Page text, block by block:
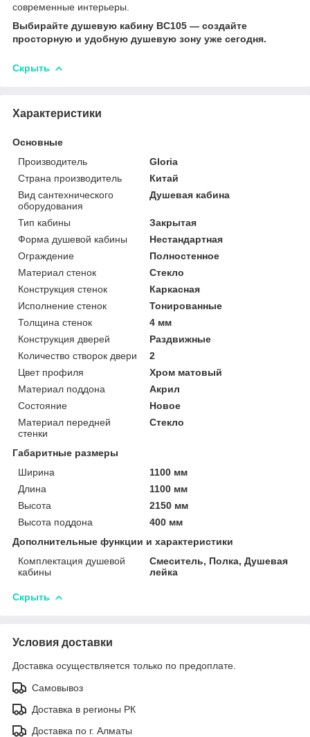
современные интерьеры.
Выбирайте душевую кабину BC105 — создайте
просторную и удобную душевую зону уже сегодня.
Скрыть
Характеристики
Основные
Производитель
Gloria
Страна производитель
Китай
Вид сантехнического
оборудования
Душевая кабина
Тип кабины
Закрытая
Форма душевой кабины
Нестандартная
Ограждение
Полностенное
Материал стенок
Стекло
Конструкция стенок
Каркасная
Исполнение стенок
Тонированные
Толщина стенок
4 мм
Конструкция дверей
Раздвижные
Количество створок двери
2
Цвет профиля
Хром матовый
Материал поддона
Акрил
Состояние
Новое
Материал передней
стенки
Стекло
Габаритные размеры
Ширина
1100 мм
Длина
1100 мм
Высота
2150 мм
Высота поддона
400 мм
Дополнительные функции и характеристики
Комплектация душевой
кабины
Смеситель, Полка, Душевая
лейка
Скрыть
Условия доставки
Доставка осуществляется только по предоплате.
Самовывоз
Доставка в регионы РК
Доставка по г. Алматы